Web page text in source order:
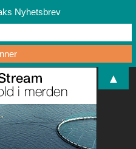
Nyhetsbrev
▲